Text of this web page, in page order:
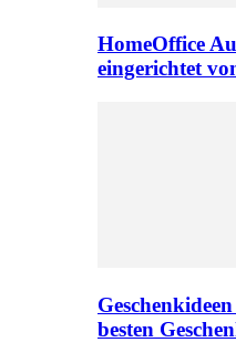
HomeOffice
eingerichtet
besten